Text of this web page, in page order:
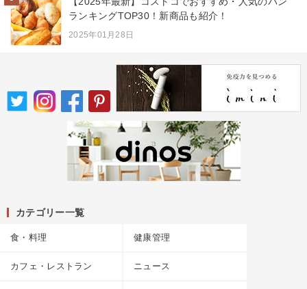
ランキングTOP30！新商品も紹介！
2025年01月28日
カテゴリー一覧
食・料理 健康管理
カフェ・レストラン ニュース